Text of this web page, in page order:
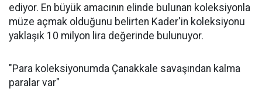
ediyor. En büyük amacının elinde bulunan koleksiyonla
müze açmak olduğunu belirten Kader'in koleksiyonu
yaklaşık 10 milyon lira değerinde bulunuyor.
"Para koleksiyonumda Çanakkale savaşından kalma
paralar var"